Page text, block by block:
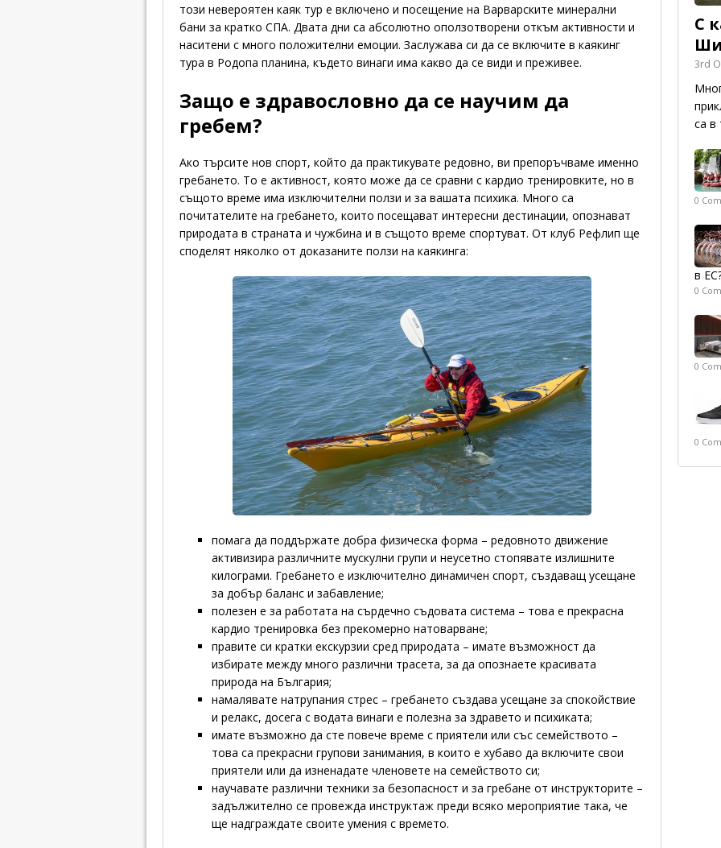
този невероятен каяк тур е включено и посещение на Варварските минерални
бани за кратко СПА. Двата дни са абсолютно оползотворени откъм активности и
наситени с много положителни емоции. Заслужава си да се включите в каякинг
тура в Родопа планина, където винаги има какво да се види и преживее.
Защо е здравословно да се научим да
гребем?
Ако търсите нов спорт, който да практикувате редовно, ви препоръчваме именно
гребането. То е активност, която може да се сравни с кардио тренировките, но в
същото време има изключителни ползи и за вашата психика. Много са
почитателите на гребането, които посещават интересни дестинации, опознават
природата в страната и чужбина и в същото време спортуват. От клуб Рефлип ще
споделят няколко от доказаните ползи на каякинга:
помага да поддържате добра физическа форма – редовното движение
активизира различните мускулни групи и неусетно стопявате излишните
килограми. Гребането е изключително динамичен спорт, създаващ усещане
за добър баланс и забавление;
полезен е за работата на сърдечно съдовата система – това е прекрасна
кардио тренировка без прекомерно натоварване;
правите си кратки екскурзии сред природата – имате възможност да
избирате между много различни трасета, за да опознаете красивата
природа на България;
намалявате натрупания стрес – гребането създава усещане за спокойствие
и релакс, досега с водата винаги е полезна за здравето и психиката;
имате възможно да сте повече време с приятели или със семейството –
това са прекрасни групови занимания, в които е хубаво да включите свои
приятели или да изненадате членовете на семейството си;
научавате различни техники за безопасност и за гребане от инструкторите –
задължително се провежда инструктаж преди всяко мероприятие така, че
ще надграждате своите умения с времето.
С
3rd
са в
0
в
0
0
0